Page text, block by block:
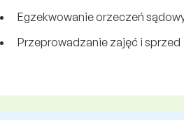
Egzekwowanie orzeczeń
Przeprowadzanie zajęć i sprzed